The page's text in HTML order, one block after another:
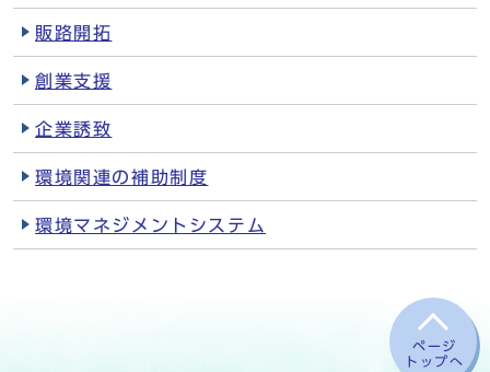
販路開拓
創業支援
企業誘致
環境関連の補助制度
環境マネジメントシステム
ページ
トップへ